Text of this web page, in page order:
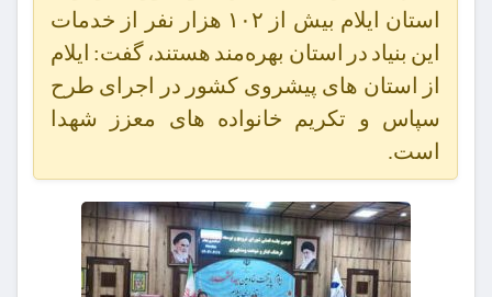
استان ایلام بیش از ۱۰۲ هزار نفر از خدمات
این بنیاد در استان بهره‌مند هستند، گفت: ایلام
از استان های پیشروی کشور در اجرای طرح
سپاس و تکریم خانواده های معزز شهدا
است.